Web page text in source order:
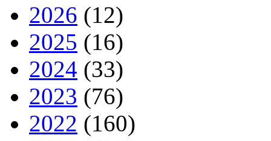
2026 (12)
2025 (16)
2024 (33)
2023 (76)
2022 (160)